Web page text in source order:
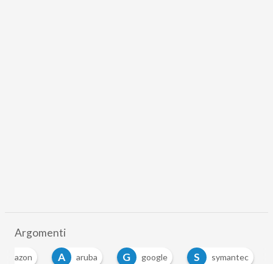
Argomenti
amazon A aruba G google S
symantec